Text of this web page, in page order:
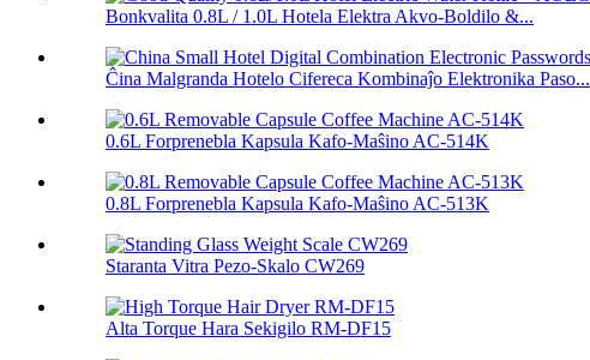
Bonkvalita 0.8L / 1.0L Hotela Elektra Akvo-Boldilo &...
Ĉina Malgranda Hotelo Cifereca Kombinaĵo Elektronika Paso...
0.6L Forprenebla Kapsula Kafo-Maŝino AC-514K
0.8L Forprenebla Kapsula Kafo-Maŝino AC-513K
Staranta Vitra Pezo-Skalo CW269
Alta Torque Hara Sekigilo RM-DF15